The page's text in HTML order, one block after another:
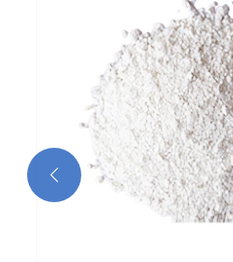
